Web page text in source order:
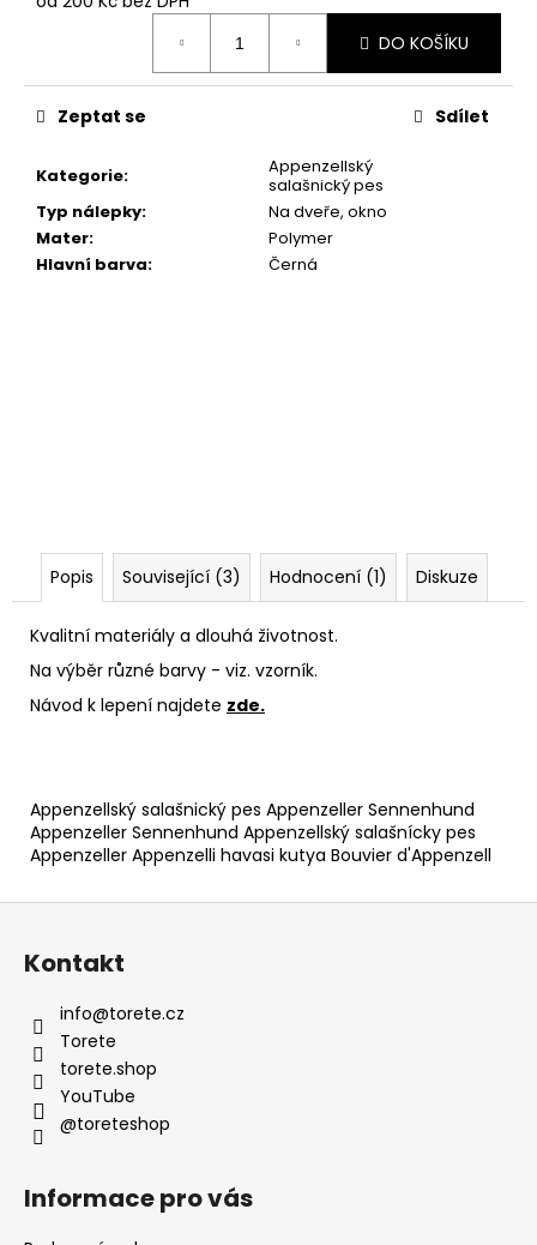
DO KOŠÍKU
Kategorie:
Appenzellský
salašnický pes
Typ nálepky:
Na dveře, okno
Mater:
Polymer
Hlavní barva: Černá
Zeptat se Sdílet
Popis Související (3) Hodnocení (1) Diskuze
Kvalitní materiály a dlouhá životnost.
Na výběr různé barvy - viz. vzorník.
Návod k lepení najdete zde.
Appenzellský salašnický pes Appenzeller Sennenhund
Appenzeller Sennenhund Appenzellský salašnícky pes
Appenzeller Appenzelli havasi kutya Bouvier d'Appenzell
Z
Kontakt
info@torete.cz
Torete
torete.shop
YouTube
@toreteshop
Informace pro vás